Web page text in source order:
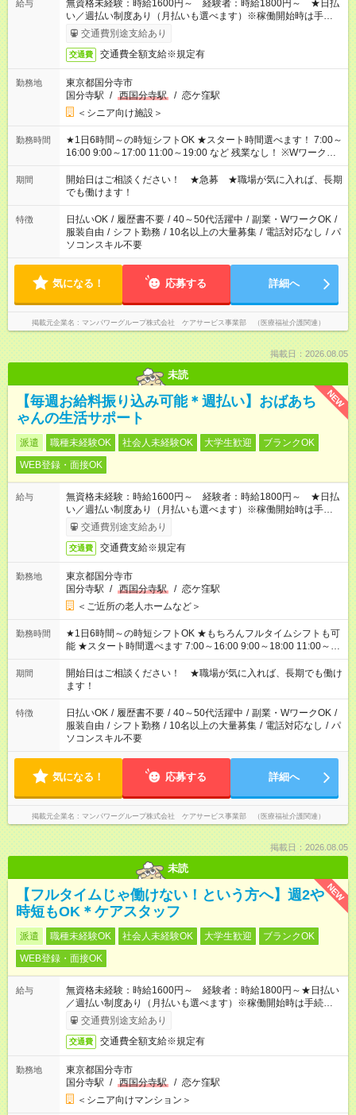
給与
無資格未経験：時給1600円～ 経験者：時給1800円～ ★日払
い／週払い制度あり（月払いも選べます）※稼働開始時は手続き
完了次第のお支払いとなります。
交通費別途支給あり
交通費 交通費全額支給※規定有
勤務地
東京都国分寺市
国分寺駅 / 西国分寺駅 / 恋ケ窪駅
＜シニア向け施設＞
勤務時間
★1日6時間～の時短シフトOK ★スタート時間選べます！ 7:00～
16:00 9:00～17:00 11:00～19:00 など 残業なし！ ※Wワークの
場合、他のお仕事と合わせ週40時間超の就業はご案内できませ
ん ※法令に基づき、週20時間以上勤務は社会保険への加入対象
となります ※労働者派遣法（日雇い派遣の原則禁止）により、
短時間・短期間の就業はご案内が難しい場合があります
期間
開始日はご相談ください！ ★急募 ★職場が気に入れば、長期
でも働けます！
特徴 日払いOK / 履歴書不要 / 40～50代活躍中 / 副業・WワークOK /
服装自由 / シフト勤務 / 10名以上の大量募集 / 電話対応なし / パ
ソコンスキル不要
気になる！ 応募する 詳細へ
掲載元企業名 マンパワーグループ株式会社 ケアサービス事業部 （医療福祉介護関連）
掲載日：2026.08.05
未読
NEW
【毎週お給料振り込み可能＊週払い】おばあち
ゃんの生活サポート
派遣 職種未経験OK 社会人未経験OK 大学生歓迎
ブランクOK
WEB登録・面接OK
給与
無資格未経験：時給1600円～ 経験者：時給1800円～ ★日払
い／週払い制度あり（月払いも選べます）※稼働開始時は手続き
完了次第のお支払いとなります。
交通費別途支給あり
交通費 交通費支給※規定有
勤務地
東京都国分寺市
国分寺駅 / 西国分寺駅 / 恋ケ窪駅
＜ご近所の老人ホームなど＞
勤務時間
★1日6時間～の時短シフトOK ★もちろんフルタイムシフトも可
能 ★スタート時間選べます 7:00～16:00 9:00～18:00 11:00～
20:00 など 残業なし！ ※Wワークの場合、他のお仕事と合わせ
週40時間超の就業はご案内できません ※法令に基づき、週20時
間以上勤務は社会保険への加入対象となります ※労働者派遣法
（日雇い派遣の原則禁止）により、短時間・短期間の就業はご
案内が難しい場合があります
期間
開始日はご相談ください！ ★職場が気に入れば、長期でも働け
ます！
特徴 日払いOK / 履歴書不要 / 40～50代活躍中 / 副業・WワークOK /
服装自由 / シフト勤務 / 10名以上の大量募集 / 電話対応なし / パ
ソコンスキル不要
気になる！ 応募する 詳細へ
掲載元企業名 マンパワーグループ株式会社 ケアサービス事業部 （医療福祉介護関連）
掲載日：2026.08.05
未読
NEW
【フルタイムじゃ働けない！という方へ】週2や
時短もOK＊ケアスタッフ
派遣 職種未経験OK 社会人未経験OK 大学生歓迎
ブランクOK
WEB登録・面接OK
給与
無資格未経験：時給1600円～ 経験者：時給1800円～★日払い
／週払い制度あり（月払いも選べます）※稼働開始時は手続き完
了次第のお支払いとなります。
交通費別途支給あり
交通費 交通費全額支給※規定有
勤務地
東京都国分寺市
国分寺駅 / 西国分寺駅 / 恋ケ窪駅
＜シニア向けマンション＞